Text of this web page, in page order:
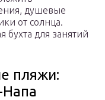
душевые
от солнца.
бухта для занятий
пляжи: